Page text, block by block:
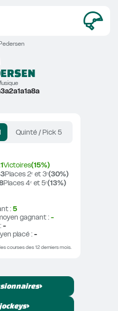
Quinté / Pick 5
Victoires(15%)
Places 2ᵉ et 3ᵉ(30%)
Places 4ᵉ et 5ᵉ(13%)
: 5
gagnant : -
: -
placé : -
courses des 12 derniers mois.